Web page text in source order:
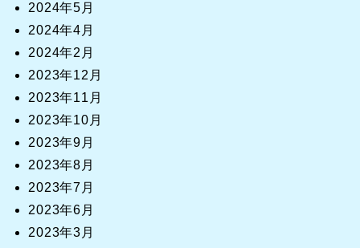
2024年5月
2024年4月
2024年2月
2023年12月
2023年11月
2023年10月
2023年9月
2023年8月
2023年7月
2023年6月
2023年3月